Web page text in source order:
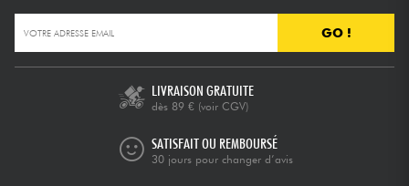
GO !
LIVRAISON GRATUITE
dès 89 € (voir CGV)
SATISFAIT OU REMBOURSÉ
30 jours pour changer d’avis